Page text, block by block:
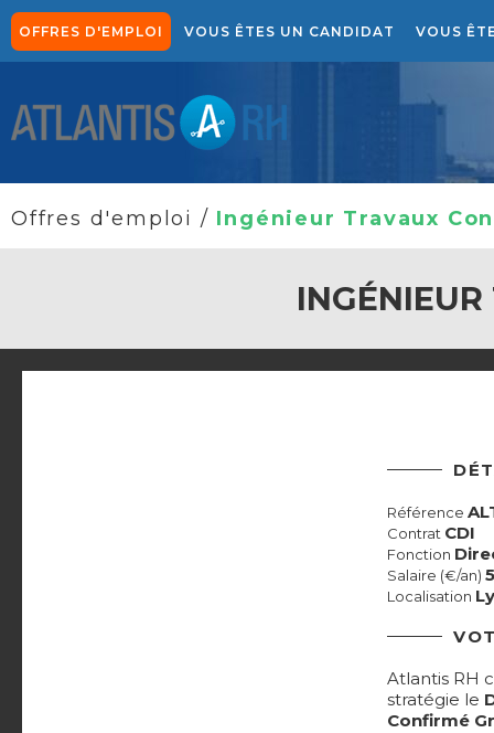
OFFRES D'EMPLOI VOUS ÊTES UN CANDIDAT VOUS
Offres d'emploi / Ingénieur Travaux
Référence
Contrat CDI
Fonction
Salaire (€/an)
Localisation
Atlantis RH
stratégie le
Confirmé